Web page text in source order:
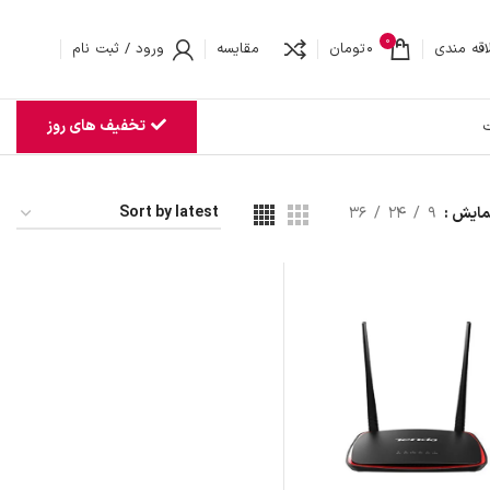
مندی 0
0تومان مقایسه ورود / ثبت نام
تخفیف های روز
9
24
36